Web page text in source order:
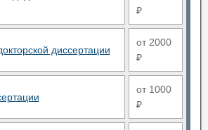
₽
диссертации
от 2000
₽
от 1000
₽